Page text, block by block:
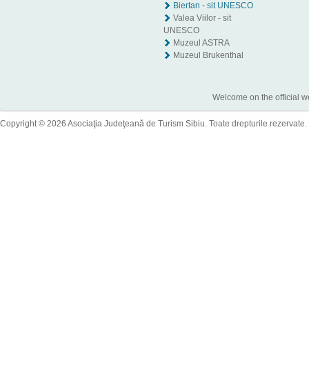
Biertan - sit UNESCO
Valea Viilor - sit
UNESCO
Muzeul ASTRA
Muzeul Brukenthal
Welcome on the official
Copyright © 2026 Asociaţia Judeţeană de Turism Sibiu. Toate drepturile rezervate.